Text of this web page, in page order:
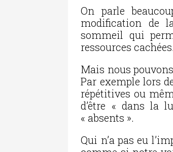
On parle
modification de
sommeil qui
ressources cachées.
Mais nous
Par exemple lors
répétitives ou
d’être « dans la
« absents ».
Qui n’a pas eu